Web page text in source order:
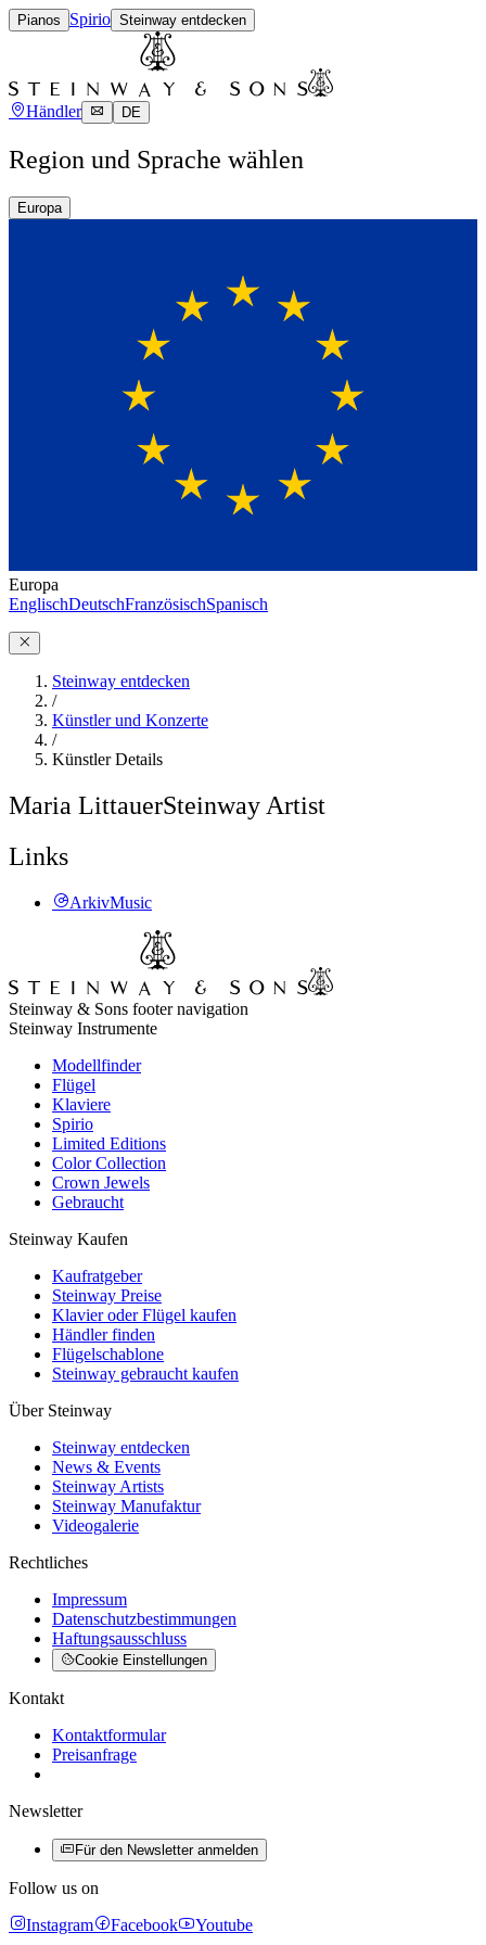
Pianos Spirio Steinway entdecken
Händler DE
Region und Sprache wählen
Europa
Europa
EnglischDeutschFranzösischSpanisch
Steinway entdecken
/
Künstler und Konzerte
/
Künstler Details
Maria LittauerSteinway Artist
Links
ArkivMusic
Steinway & Sons footer navigation
Steinway Instrumente
Modellfinder
Flügel
Klaviere
Spirio
Limited Editions
Color Collection
Crown Jewels
Gebraucht
Steinway Kaufen
Kaufratgeber
Steinway Preise
Klavier oder Flügel kaufen
Händler finden
Flügelschablone
Steinway gebraucht kaufen
Über Steinway
Steinway entdecken
News & Events
Steinway Artists
Steinway Manufaktur
Videogalerie
Rechtliches
Impressum
Datenschutzbestimmungen
Haftungsausschluss
Cookie Einstellungen
Kontakt
Kontaktformular
Preisanfrage
Newsletter
Für den Newsletter anmelden
Follow us on
Instagram
Facebook Youtube